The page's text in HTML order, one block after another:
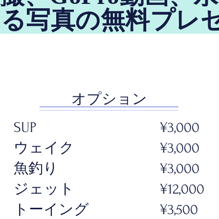
写真の無料プレ
オプション
SUP
ウェイク
魚釣り
ジェット
トーイング
¥3,000
¥3,000
¥3,000
¥12,000
¥3,500